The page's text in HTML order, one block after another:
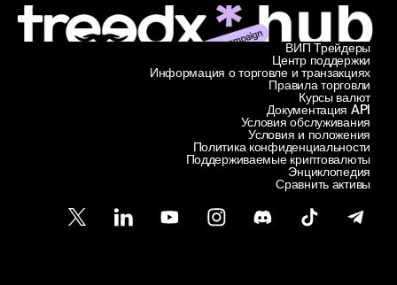
Центр поддержки
Информация о торговле и транзакциях
ВИП Трейдеры
Правила торговли
Курсы валют
Документация API
Условия обслуживания
Условия и положения
Политика конфиденциальности
Поддерживаемые криптовалюты
Энциклопедия
Сравнить активы